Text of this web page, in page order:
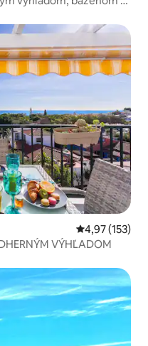
Priemerné
4,97 (153)
VÝHĽADOM